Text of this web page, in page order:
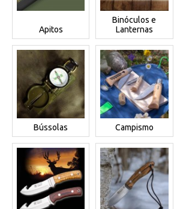
Apitos
Binóculos e
Lanternas
Bússolas Campismo